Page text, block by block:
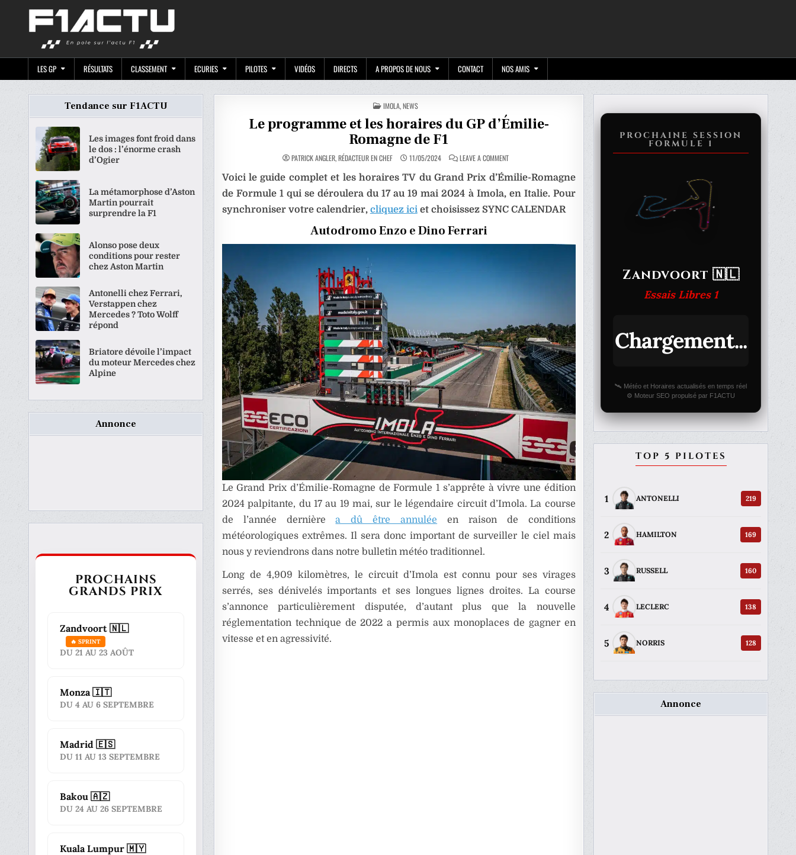
LES GP RÉSULTATS CLASSEMENT ECURIES PILOTES VIDÉOS DIRECTS A PROPOS DE NOUS CONTACT NOS AMIS
POSTED
IN
IMOLA,NEWS
Le programme et les horaires du GP d’Émilie-
Romagne de F1
PATRICK ANGLER, RÉDACTEUR EN CHEF 11/05/2024 LEAVE A COMMENTON
PROGRAMME
ET
HORAIRES
DU
GP
D’ÉMILIE-
Voici le guide complet et les horaires TV du Grand Prix d’Émilie-Romagne
de Formule 1 qui se déroulera du 17 au 19 mai 2024 à Imola, en Italie. Pour
synchroniser votre calendrier, cliquez iciet choisissez SYNC CALENDAR
Autodromo Enzo e Dino Ferrari
Le Grand Prix d’Émilie-Romagne de Formule 1 s’apprête à vivre une édition
2024 palpitante, du 17 au 19 mai, sur le légendaire circuit d’Imola. La course
de l’année dernièrea dû être annulée en raison de conditions
météorologiques extrêmes. Il sera donc important de surveiller le ciel mais
nous y reviendrons dans notre bulletin météo traditionnel.
Long de 4,909 kilomètres, le circuit d’Imola est connu pour ses virages
serrés, ses dénivelés importants et ses longues lignes droites. La course
s’annonce particulièrement disputée, d’autant plus que la nouvelle
réglementation technique de 2022 a permis aux monoplaces de gagner en
vitesse et en agressivité.
Tendance sur F1ACTU
Les images font froid dans
le dos : l’énorme crash
d’Ogier
La métamorphose d’Aston
Martin pourrait
surprendre la F1
Alonso pose deux
conditions pour rester
chez Aston Martin
Antonelli chez Ferrari,
Verstappen chez
Mercedes ? Toto Wolff
répond
Briatore dévoile l’impact
du moteur Mercedes chez
Alpine
Annonce
PROCHAINS
GRANDS PRIX
Zandvoort 🇳🇱
🔥 SPRINT
DU 21 AU 23 AOÛT
Monza 🇮🇹
DU 4 AU 6 SEPTEMBRE
Madrid 🇪🇸
DU 11 AU 13 SEPTEMBRE
Bakou 🇦🇿
DU 24 AU 26 SEPTEMBRE
Kuala Lumpur 🇲🇾
PROCHAINE SESSION
FORMULE 1
Zandvoort 🇳🇱
Essais Libres 1
Chargement...
🛰️ Météo et Horaires actualisés en temps réel
⚙️ Moteur SEO propulsé par F1ACTU
TOP 5 PILOTES
1 ANTONELLI 219
2 HAMILTON 169
3 RUSSELL 160
4 LECLERC 138
5 NORRIS 128
Annonce